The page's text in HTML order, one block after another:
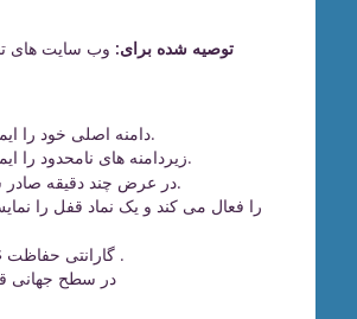
توصیه شده برای: وب سایت های
دامنه اصلی خود را ایمن می کند.
زیردامنه های نامحدود را ایمن می کند.
در عرض چند دقیقه صادر شده است.
گارانتی حفاظت $500,000 .
در سطح جهانی